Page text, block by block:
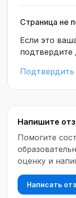
и готовы
наработками и
определенных
сотрудники и
организаций,
по поиску
«XYZ School»
Страница не
Если это
подтвердите
Подтвердить
Напишите
Помогите
оценку и
Написать